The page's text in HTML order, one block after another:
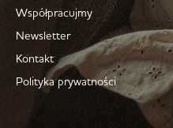
Współpracujmy
Newsletter
Kontakt
Polityka prywatności